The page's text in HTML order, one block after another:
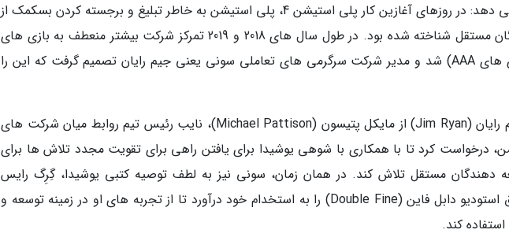
شوهی یوشیدا توضیح می دهد: در روزهای آغازین کار پلی استیشن 4، پلی استیشن به خاطر تبلیغ و برجسته کردن بسکمک از
بازی ها و توسعه دهندگان مستقل شناخته شده بود. در طول سال های 2018 و 2019 تمرکز شرکت بیشتر منعطف به بازی های
تراز اول و پرهزینه (بازی های AAA) شد و مدیر شرکت سرگرمی های تعاملی سونی یعنی جیم رایان تصمیم گرفت که این را
در اواسط سال 2019؛ جیم رایان (Jim Ryan) از مایکل پتیسون (Michael Pattison)، نایب رئیس تیم روابط میان شرکت های
کرد تا با همکاری با شوهی یوشیدا برای یافتن راهی برای تقویت مجدد تلاش ها برای
دهندگان مستقل تلاش کند. در همان زمان، سونی نیز به لطف توصیه کتبی یوشیدا، گِرِگ رایس
(Greg Rice)، مدیر سابق استودیو دابل فاین (Double Fine) را به استخدام خود درآورد تا از تجربه های او در زمینه توسعه و
کند.